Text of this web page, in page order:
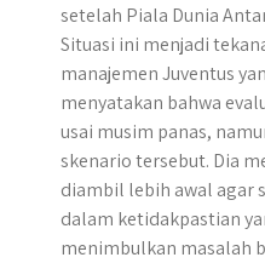
setelah Piala Dunia
Situasi ini menjadi
manajemen Juventus
menyatakan bahwa
usai musim panas,
skenario tersebut. Dia
diambil lebih awal agar
dalam ketidakpastian
menimbulkan masalah